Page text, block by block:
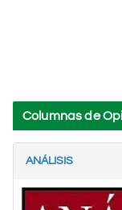
Columnas de
ANÁLISIS